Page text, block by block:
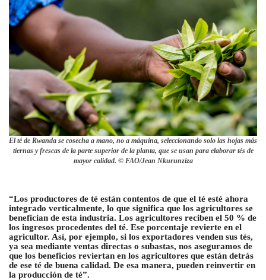
El té de Rwanda se cosecha a mano, no a máquina, seleccionando solo las hojas más
tiernas y frescas de la parte superior de la planta, que se usan para elaborar tés de
mayor calidad. © FAO/Jean Nkurunziza
“Los productores de té están contentos de que el té esté ahora
integrado verticalmente, lo que significa que los agricultores se
benefician de esta industria. Los agricultores reciben el 50 % de
los ingresos procedentes del té. Ese porcentaje revierte en el
agricultor. Así, por ejemplo, si los exportadores venden sus tés,
ya sea mediante ventas directas o subastas, nos aseguramos de
que los beneficios reviertan en los agricultores que están detrás
de ese té de buena calidad. De esa manera, pueden reinvertir en
la producción de té”.